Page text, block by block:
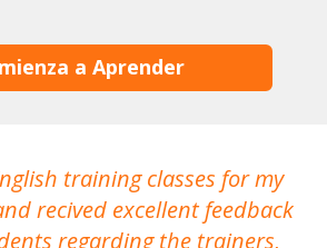
a Aprender
training classes for my
recived excellent feedback
regarding the trainers,